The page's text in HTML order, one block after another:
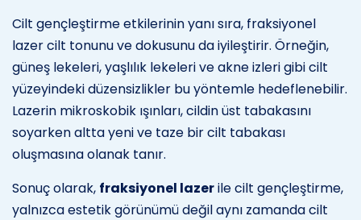
Cilt gençleştirme etkilerinin yanı sıra, fraksiyonel
lazer cilt tonunu ve dokusunu da iyileştirir. Örneğin,
güneş lekeleri, yaşlılık lekeleri ve akne izleri gibi cilt
yüzeyindeki düzensizlikler bu yöntemle hedeflenebilir.
Lazerin mikroskobik ışınları, cildin üst tabakasını
soyarken altta yeni ve taze bir cilt tabakası
oluşmasına olanak tanır.
Sonuç olarak, fraksiyonel lazerile cilt gençleştirme,
yalnızca estetik görünümü değil aynı zamanda cilt